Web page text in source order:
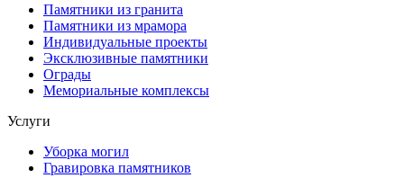
Памятники из гранита
Памятники из мрамора
Индивидуальные проекты
Эксклюзивные памятники
Ограды
Мемориальные комплексы
Услуги
Уборка могил
Гравировка памятников